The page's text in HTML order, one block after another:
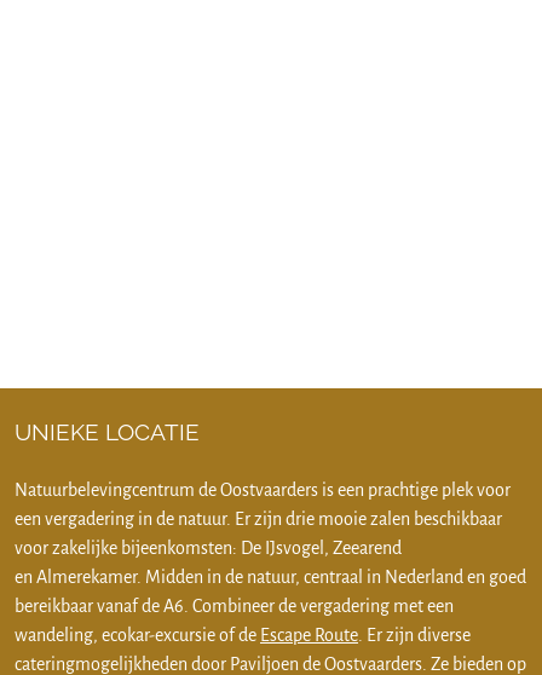
UNIEKE LOCATIE
Natuurbelevingcentrum de Oostvaarders is een prachtige plek voor
een vergadering in de natuur. Er zijn drie mooie zalen beschikbaar
voor zakelijke bijeenkomsten: De IJsvogel, Zeearend
en Almerekamer. Midden in de natuur, centraal in Nederland en goed
bereikbaar vanaf de A6. Combineer de vergadering met een
wandeling, ecokar-excursie of de Escape Route . Er zijn diverse
cateringmogelijkheden door Paviljoen de Oostvaarders. Ze bieden op